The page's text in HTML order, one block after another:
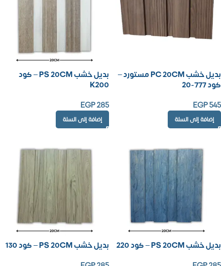
بديل خشب PC 20CM مستورد –
كود 777-20
EGP545
إضافة إلى السلة
بديل خشب PS 20CM – كود
K200
EGP285
إضافة إلى السلة
بديل خشب PS 20CM – كود 220
بديل خشب PS 20CM – كود 130